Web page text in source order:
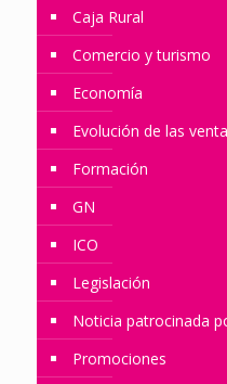
Caja Rural
Comercio y turismo
Economía
Evolución de las
Formación
GN
ICO
Legislación
Noticia patrocinada
Promociones